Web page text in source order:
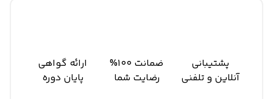
پشتیبانی
آنلاین و تلفنی
ضمانت 100%
رضایت شما
ارائه گواهی
پایان دوره‌